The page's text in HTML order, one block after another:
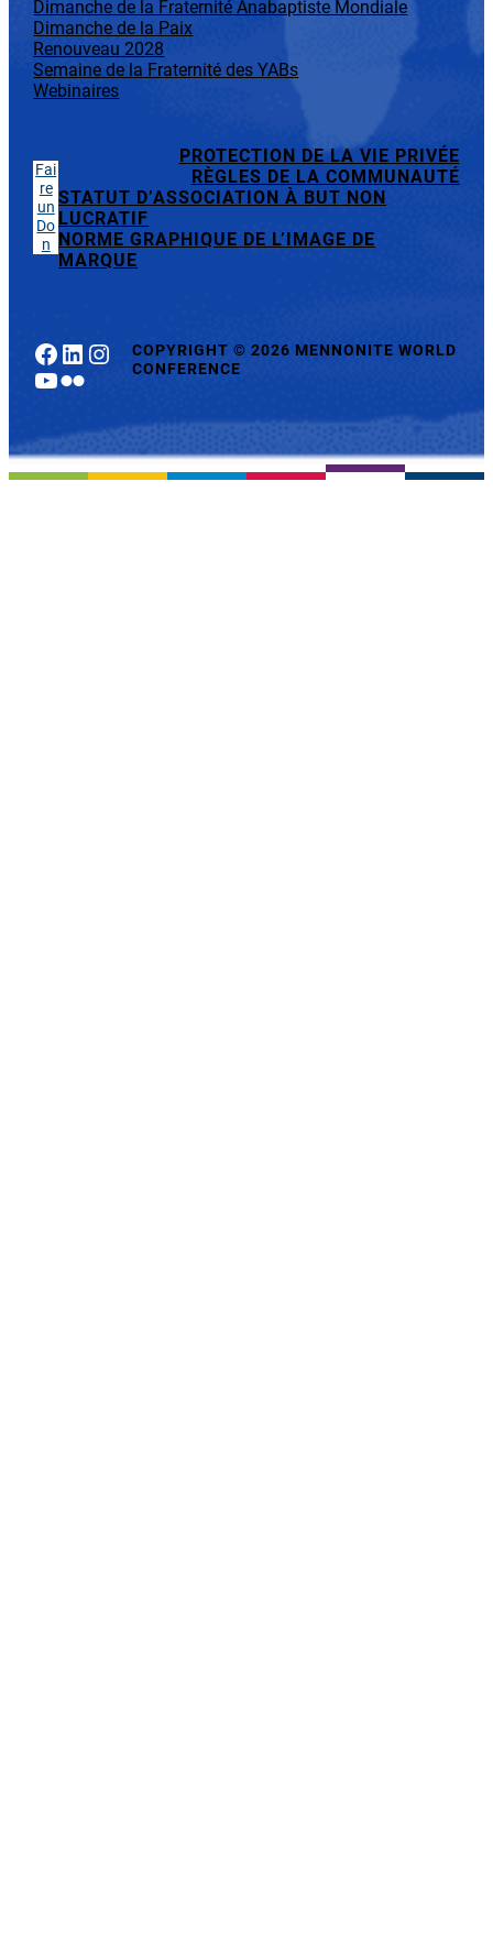
Dimanche de la Fraternité Anabaptiste Mondiale
Dimanche de la Paix
Renouveau 2028
Semaine de la Fraternité des YABs
Webinaires
Fai
re
un
Do
n
PROTECTION DE LA VIE PRIVÉE
RÈGLES DE LA COMMUNAUTÉ
STATUT D’ASSOCIATION À BUT NON
LUCRATIF
NORME GRAPHIQUE DE L’IMAGE DE
MARQUE
Facebook
LinkedIn
Instagram
YouTube
Flickr
COPYRIGHT© 2026 MENNONITE WORLD
CONFERENCE